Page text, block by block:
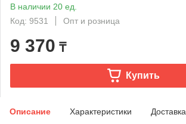
В наличии 20 ед.
Код: 9531
Опт и розница
9 370 ₸
Купить
Описание Характеристики Доставка